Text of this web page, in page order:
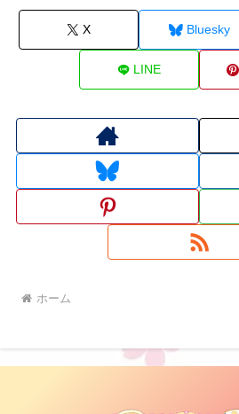
X Bluesky
LINE
ホーム